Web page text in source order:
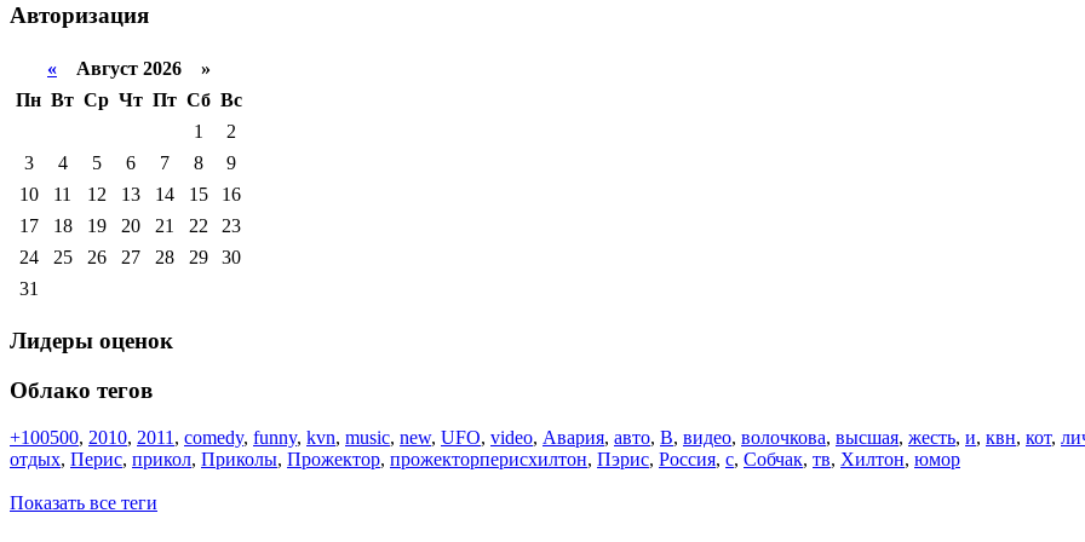
Авторизация
« Август 2026 »
Пн Вт Ср Чт Пт Сб Вс
1
2
3
4 5 6 7 8
9
10
11 12 13 14 15
16
17
18 19 20 21 22
23
24
25 26 27 28 29
30
31
Лидеры оценок
Облако тегов
+100500, 2010, 2011 , comedy, funny, kvn, music, new, UFO, video, Авария, авто, В, видео, волочкова, высшая, жесть, и, квн, кот,
отдых, Перис, прикол, Приколы, Прожектор, прожекторперисхилтон, Пэрис, Россия, с, Собчак, тв, Хилтон, юмор
Показать все теги